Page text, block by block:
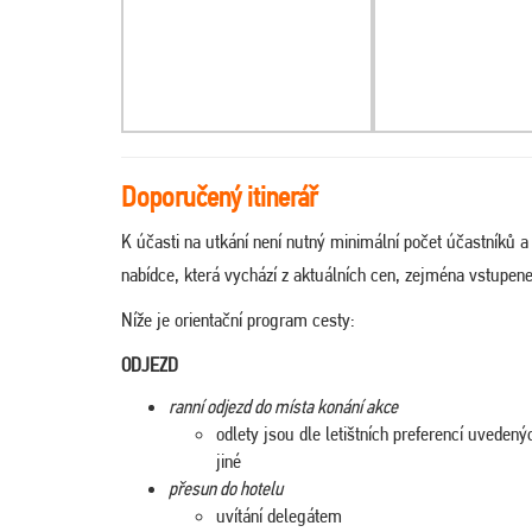
Doporučený itinerář
K účasti na utkání není nutný minimální počet účastníků
nabídce, která vychází z aktuálních cen, zejména
Níže je orientační program cesty:
ODJEZD
ranní odjezd do místa konání akce
odlety jsou dle letištních preferencí
jiné
přesun do hotelu
uvítání delegátem